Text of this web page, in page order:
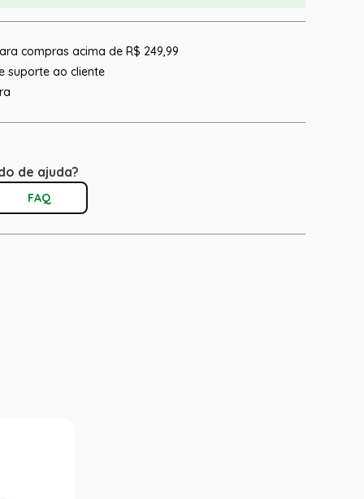
compras acima de R$ 249,99
suporte ao cliente
de ajuda?
FAQ